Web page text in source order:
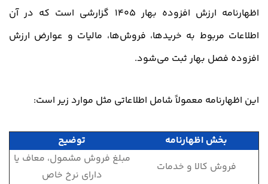
اظهارنامه ارزش افزوده بهار 1405 گزارشی است که در آن
اطلاعات مربوط به خریدها، فروش‌ها، مالیات و عوارض ارزش
افزوده فصل بهار ثبت می‌شود.
این اظهارنامه معمولاً شامل اطلاعاتی مثل موارد زیر است:
بخش اظهارنامه
توضیح
فروش کالا و خدمات
مبلغ فروش مشمول، معاف یا
دارای نرخ خاص